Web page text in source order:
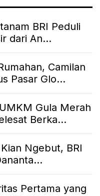
BRI Peduli
dari An...
Camilan
Pasar Glo...
Gula Merah
Berka...
Ngebut, BRI
Pertama yang